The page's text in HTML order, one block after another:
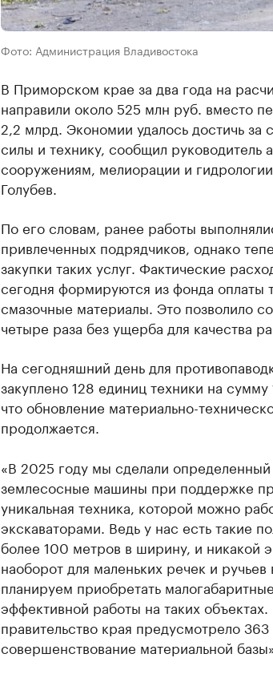
Фото: Администрация Владивостока
В Приморском крае за два года на
направили около 525 млн руб. вместо
2,2 млрд. Экономии удалось достичь за
силы и технику, сообщил руководитель
сооружениям, мелиорации и
Голубев.
По его словам, ранее работы
привлеченных подрядчиков, однако
закупки таких услуг. Фактические
сегодня формируются из фонда оплаты
смазочные материалы. Это позволило
четыре раза без ущерба для качества
На сегодняшний день для
закуплено 128 единиц техники на
что обновление материально-
продолжается.
«В 2025 году мы сделали
землесосные машины при поддержке
уникальная техника, которой можно
экскаваторами. Ведь у нас есть такие
более 100 метров в ширину, и никакой
наоборот для маленьких речек и
планируем приобретать
эффективной работы на таких
правительство края предусмотрело
совершенствование материальной